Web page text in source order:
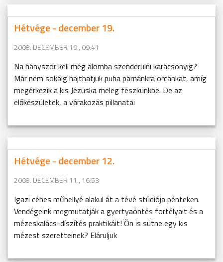
Hétvége - december 19.
2008. DECEMBER 19., 09:41
Na hányszor kell még álomba szenderülni karácsonyig?
Már nem sokáig hajthatjuk puha párnánkra orcánkat, amíg
megérkezik a kis Jézuska meleg fészkünkbe. De az
előkészületek, a várakozás pillanatai
Hétvége - december 12.
2008. DECEMBER 11., 16:53
Igazi céhes műhellyé alakul át a tévé stúdiója pénteken.
Vendégeink megmutatják a gyertyaöntés fortélyait és a
mézeskalács-díszítés praktikáit! Ön is sütne egy kis
mézest szeretteinek? Eláruljuk